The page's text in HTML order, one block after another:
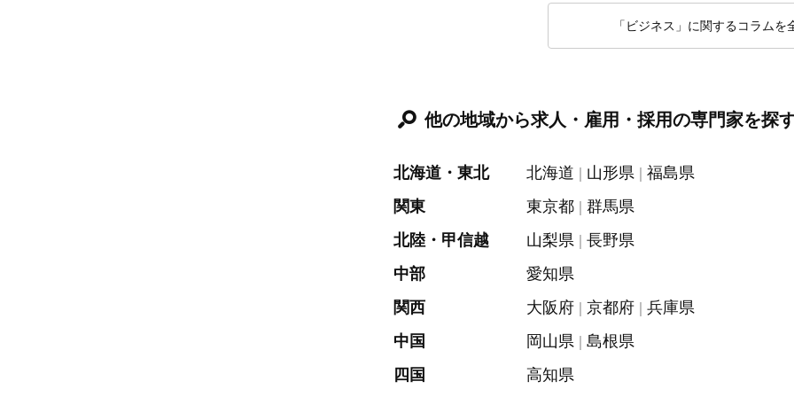
「ビジネス」に関するコラムを
他の地域から求人・雇用・採用の専門家を探
北海道・東北 北海道 山形県
福島県
関東
東京都
群馬県
北陸・甲信越
山梨県
長野県
中部
愛知県
関西
大阪府 京都府
兵庫県
中国
岡山県
島根県
四国
高知県